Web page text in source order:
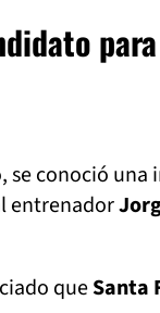
se conoció
entrenador
queSanta